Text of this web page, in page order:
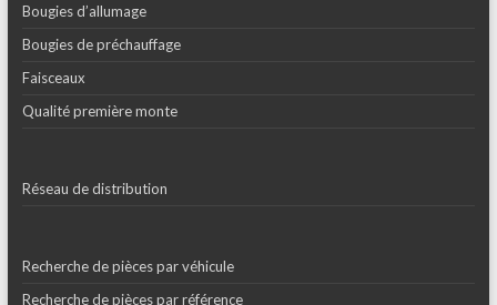
Bougies d’allumage
Bougies de préchauffage
Faisceaux
Qualité première monte
Réseau de distribution
Recherche de pièces par véhicule
Recherche de pièces par référence